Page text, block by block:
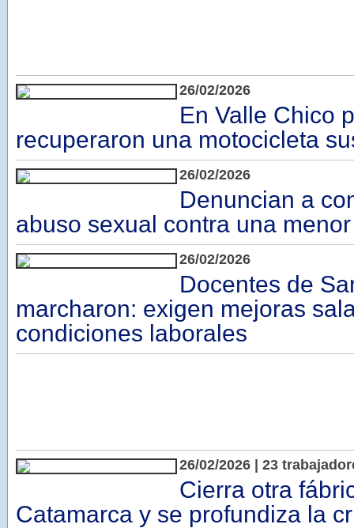
26/02/2026
En Valle Chico
recuperaron una motocicleta
26/02/2026
Denuncian a
abuso sexual contra una menor
26/02/2026
Docentes de
marcharon: exigen mejoras
condiciones laborales
26/02/2026 | 23
Cierra otra
Catamarca y se profundiza la